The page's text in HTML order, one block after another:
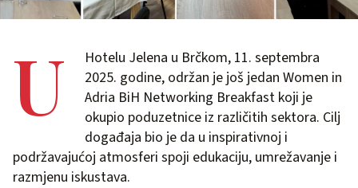
U
Hotelu Jelena u Brčkom, 11. septembra
2025. godine, održan je još jedan Women in
Adria BiH Networking Breakfast koji je
okupio poduzetnice iz različitih sektora. Cilj
događaja bio je da u inspirativnoj i
podržavajućoj atmosferi spoji edukaciju, umrežavanje i
razmjenu iskustava.